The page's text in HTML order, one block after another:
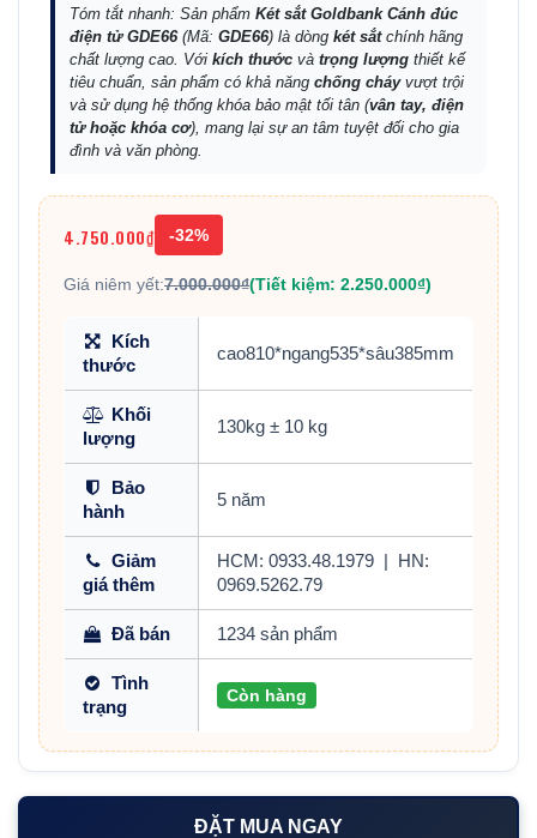
Tóm tắt nhanh: Sản phẩm Két sắt Goldbank Cánh đúc
điện tử GDE66(Mã: GDE66) là dòng két sắtchính hãng
chất lượng cao. Với kích thước và trọng lượng thiết kế
tiêu chuẩn, sản phẩm có khả năng chống cháyvượt trội
và sử dụng hệ thống khóa bảo mật tối tân (vân tay, điện
tử hoặc khóa cơ), mang lại sự an tâm tuyệt đối cho gia
đình và văn phòng.
4.750.000₫ -32%
Giá niêm yết:7.000.000₫(Tiết kiệm: 2.250.000₫)
Kích
thước
cao810*ngang535*sâu385mm
Khối
lượng
130kg ± 10 kg
Bảo
hành
5 năm
Giảm
giá thêm
HCM: 0933.48.1979
HN:
0969.5262.79
Đã bán 1234 sản phẩm
Tình
trạng
Còn hàng
ĐẶT MUA NGAY